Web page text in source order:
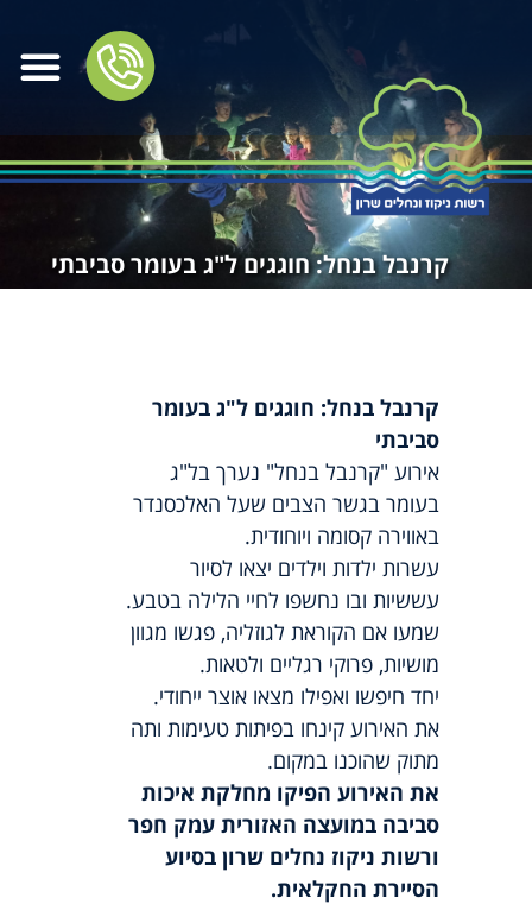
קרנבל בנחל: חוגגים ל"ג בעומר סביבתי
קרנבל בנחל: חוגגים ל"ג בעומר
סביבתי
אירוע "קרנבל בנחל" נערך בל"ג
בעומר בגשר הצבים שעל האלכסנדר
באווירה קסומה ויוחודית.
עשרות ילדות וילדים יצאו לסיור
עששיות ובו נחשפו לחיי הלילה בטבע.
שמעו אם הקוראת לגוזליה, פגשו מגוון
מושיות, פרוקי רגליים ולטאות.
יחד חיפשו ואפילו מצאו אוצר ייחודי.
את האירוע קינחו בפיתות טעימות ותה
מתוק שהוכנו במקום.
את האירוע הפיקו מחלקת איכות
סביבה במועצה האזורית עמק חפר
ורשות ניקוז נחלים שרון בסיוע
הסיירת החקלאית.